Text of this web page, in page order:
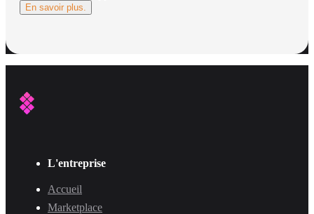
En savoir plus.
L'entreprise
Accueil
Marketplace